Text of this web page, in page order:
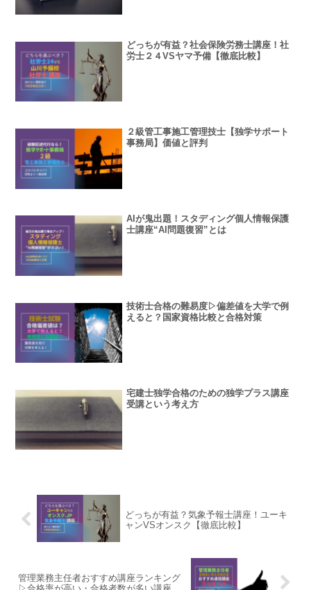
どっちが有益？社会保険労務士講座！社
労士２４VSヤマ予備【徹底比較】
２級管工事施工管理技士【独学サポート
事務局】価値と評判
AIが鬼出題！スタディング個人情報保護
士講座“AI問題復習”とは
技術士合格の難易度▷偏差値を大学で例
えると？国家資格比較と合格対策
宅建士独学合格のための独学プラス講座
受講という考え方
どっちが有益？気象予報士講座！ユーキ
ャンVSオンスク【徹底比較】
管理業務主任者おすすめ講座ランキング